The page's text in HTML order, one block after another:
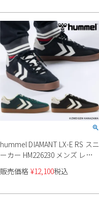
hummel DIAMANT LX-E RS スニ
ーカー HM226230 メンズ レデ
ィース ユニセックス
販売価格 ¥12,100税込